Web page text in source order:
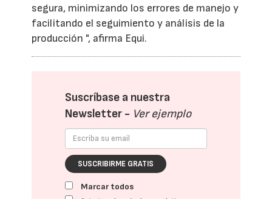
segura, minimizando los errores de manejo y
facilitando el seguimiento y análisis de la
producción ", afirma Equi.
Suscríbase a nuestra
Newsletter - Ver ejemplo
SUSCRIBIRME GRATIS
Marcar todos